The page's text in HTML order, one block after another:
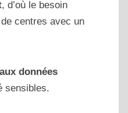
, d’où le besoin
centres avec un
données
sensibles.